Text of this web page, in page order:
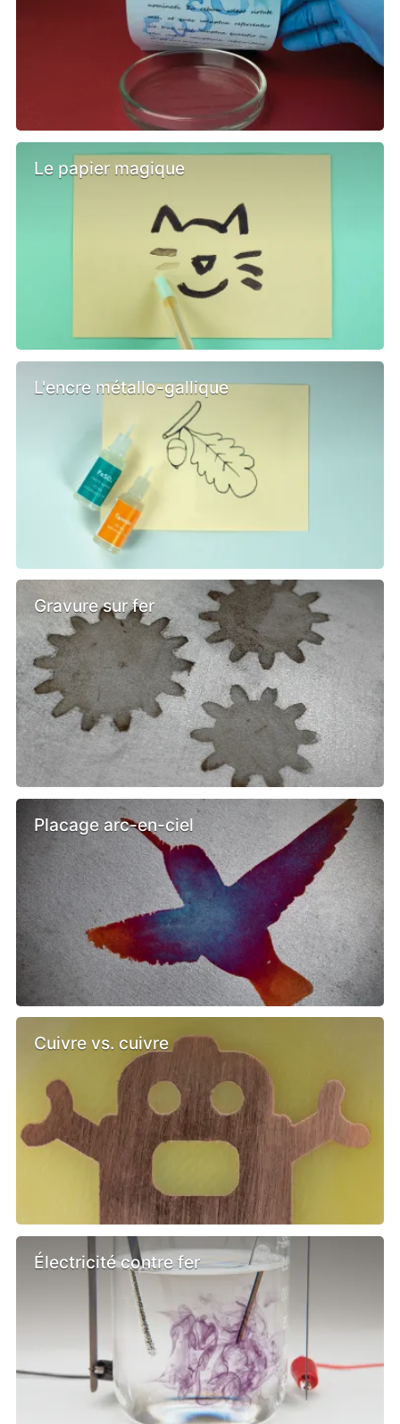
Le papier magique
L'encre métallo-gallique
Gravure sur fer
Placage arc-en-ciel
Cuivre vs. cuivre
Électricité contre fer